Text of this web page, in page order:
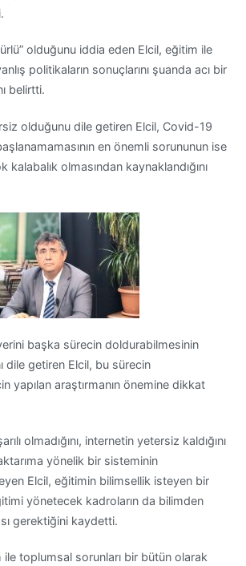
olduğunu iddia eden Elcil, eğitim ile
politikaların sonuçlarını şuanda acı bir
belirtti.
olduğunu dile getiren Elcil, Covid-19
en önemli sorununun ise
kalabalık olmasından kaynaklandığını
başka sürecin doldurabilmesinin
dile getiren Elcil, bu sürecin
yapılan araştırmanın önemine dikkat
olmadığını, internetin yetersiz kaldığını
yönelik bir sisteminin
Elcil, eğitimin bilimsellik isteyen bir
yönetecek kadroların da bilimden
gerektiğini kaydetti.
ile toplumsal sorunları bir bütün olarak